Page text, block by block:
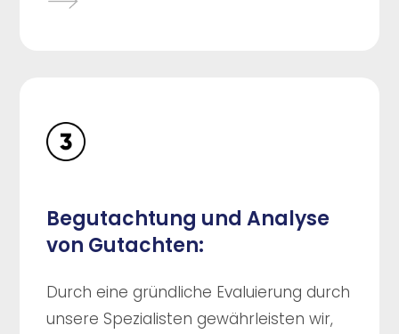
Begutachtung und Analyse
von Gutachten:
Durch eine gründliche Evaluierung durch
unsere Spezialisten gewährleisten wir,